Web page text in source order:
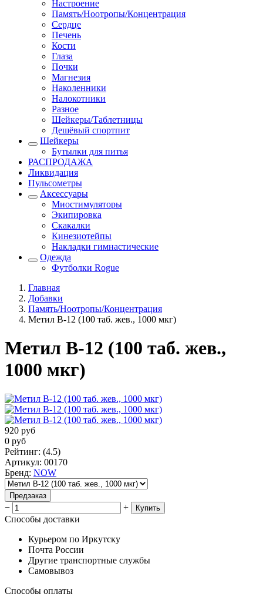
Настроение
Память/Ноотропы/Концентрация
Сердце
Печень
Кости
Глаза
Почки
Магнезия
Наколенники
Налокотники
Разное
Шейкеры/Таблетницы
Дешёвый спортпит
Шейкеры
Бутылки для питья
РАСПРОДАЖА
Ликвидация
Пульсометры
Аксессуары
Миостимуляторы
Экипировка
Скакалки
Кинезиотейпы
Накладки гимнастические
Одежда
Футболки Rogue
Главная
Добавки
Память/Ноотропы/Концентрация
Метил B-12 (100 таб. жев., 1000 мкг)
Метил B-12 (100 таб. жев.,
1000 мкг)
920 руб
0 руб
Рейтинг: (4.5)
Артикул: 00170
Бренд: NOW
Предзаказ
− + Купить
Способы доставки
Курьером по Иркутску
Почта России
Другие транспортные службы
Самовывоз
Способы оплаты